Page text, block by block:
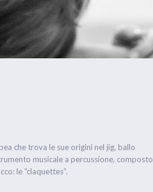
che trova le sue origini nel jig, ballo
musicale a percussione, composto
le “claquettes”.